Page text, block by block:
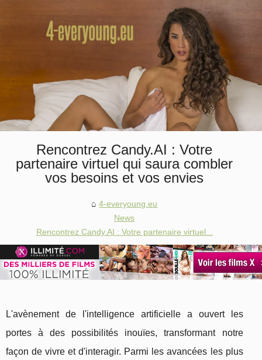
Rencontrez Candy.AI : Votre
partenaire virtuel qui saura combler
vos besoins et vos envies
4-everyoung.eu
News
Rencontrez Candy.AI : Votre partenaire virtuel...
L'avènement de l'intelligence artificielle a ouvert les
portes à des possibilités inouïes, transformant notre
façon de vivre et d'interagir. Parmi les avancées les plus